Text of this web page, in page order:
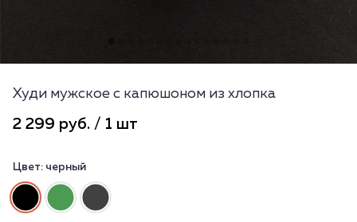
Худи мужское с капюшоном из хлопка
2 299 руб. / 1 шт
Цвет: черный